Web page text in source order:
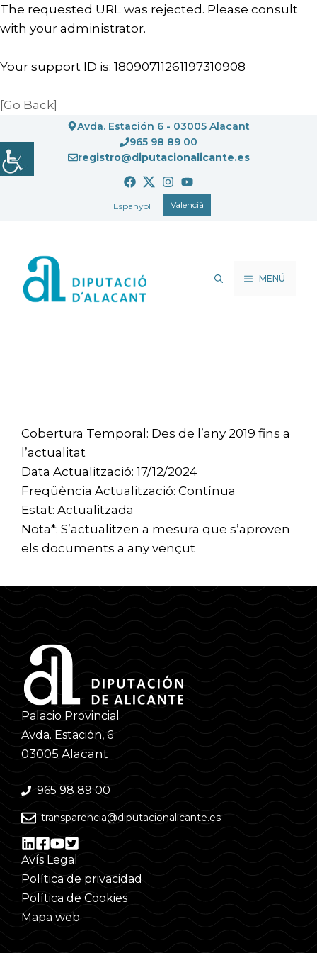
The requested URL was rejected. Please consult
with your administrator.
Your support ID is: 18090711261197310908
[Go Back]
al
contingut
Avda. Estación 6 - 03005 Alacant
965 98 89 00
registro@diputacionalicante.es
Espanyol Valencià
MENÚ
Cobertura Temporal: Des de l’any 2019 fins a
l’actualitat
Data Actualització: 17/12/2024
Freqüència Actualització: Contínua
Estat: Actualitzada
Nota*: S’actualitzen a mesura que s’aproven
els documents a any vençut
Palacio Provincial
Avda. Estación, 6
03005 Alacant
965 98 89 00
transparencia@diputacionalicante.es
Avís Legal
Política de privacidad
Política de Cookies
Mapa web